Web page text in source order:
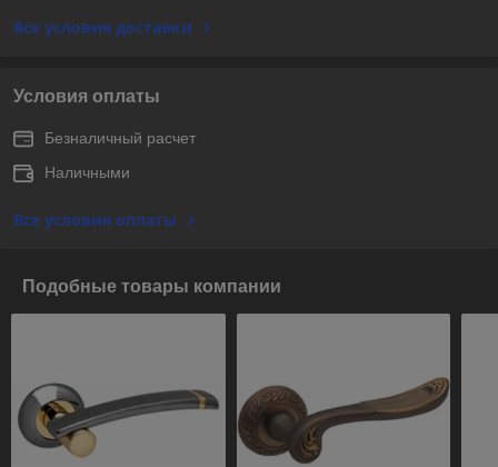
Все условия доставки
Условия оплаты
Безналичный расчет
Наличными
Все условия оплаты
Подобные товары компании